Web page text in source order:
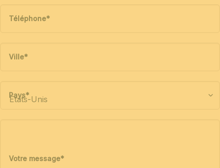
Téléphone*
Ville*
Pays*
Votre message*